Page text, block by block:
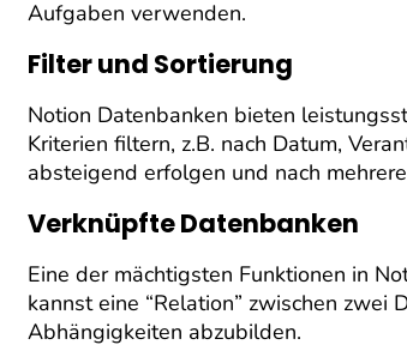
Aufgaben verwenden.
Filter und Sortierung
Notion Datenbanken bieten
Kriterien filtern, z.B. nach Datum,
absteigend erfolgen und nach
Verknüpfte Datenbanken
Eine der mächtigsten Funktionen in
kannst eine “Relation” zwischen
Abhängigkeiten abzubilden.